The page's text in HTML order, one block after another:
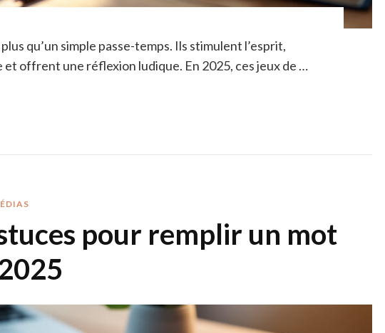
qu’un simple passe-temps. Ils stimulent l’esprit,
offrent une réflexion ludique. En 2025, ces jeux de …
pour remplir un mot